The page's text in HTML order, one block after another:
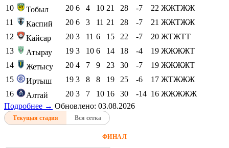
10
Тобыл 20 6 4 10 21 28 -7 22 ЖЖТЖЖ
11
Каспий 20 6 3 11 21 28 -7 21 ЖЖТЖЖ
12
Кайсар 20 3 11 6 15 22 -7 20 ЖТЖТТ
13
Атырау 19 3 10 6 14 18 -4 19 ЖЖЖЖТ
14
Жетысу 20 4 7 9 23 30 -7 19 ЖЖЖЖТ
15
Иртыш 19 3 8 8 19 25 -6 17 ЖТЖЖЖ
16
Алтай 20 3 7 10 16 30 -14 16 ЖЖЖЖЖ
Подробнее → Обновлено: 03.08.2026
Текущая стадия Вся сетка
ФИНАЛ